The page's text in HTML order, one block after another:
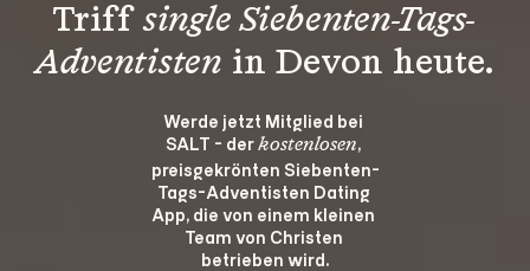
Triff single Siebenten-Tags-
Adventisten in Devon heute.
Werde jetzt Mitglied bei
SALT - der kostenlosen,
preisgekrönten Siebenten-
Tags-Adventisten Dating
App, die von einem kleinen
Team von Christen
betrieben wird.